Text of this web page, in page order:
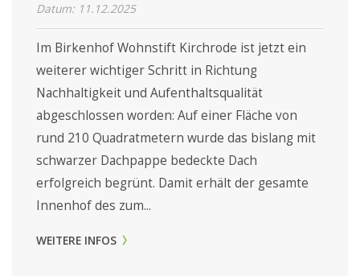
Datum: 11.12.2025
Im Birkenhof Wohnstift Kirchrode ist jetzt ein
weiterer wichtiger Schritt in Richtung
Nachhaltigkeit und Aufenthaltsqualität
abgeschlossen worden: Auf einer Fläche von
rund 210 Quadratmetern wurde das bislang mit
schwarzer Dachpappe bedeckte Dach
erfolgreich begrünt. Damit erhält der gesamte
Innenhof des zum...
WEITERE INFOS